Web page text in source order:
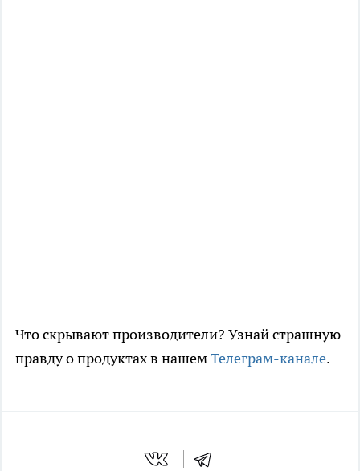
Что скрывают производители? Узнай страшную
правду о продуктах в нашемТелеграм-канале.